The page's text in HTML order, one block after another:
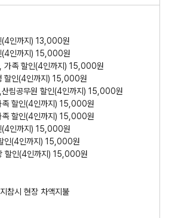
(4인까지) 13,000원
(4인까지) 15,000원
가족 할인(4인까지) 15,000원
할인(4인까지) 15,000원
산림공무원 할인(4인까지) 15,000원
할인(4인까지) 15,000원
할인(4인까지) 15,000원
(4인까지) 15,000원
인(4인까지) 15,000원
할인(4인까지) 15,000원
참시 현장 차액지불